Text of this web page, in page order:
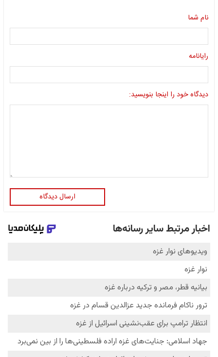
نام شما
رایانامه
دیدگاه خود را اینجا بنویسید:
ارسال دیدگاه